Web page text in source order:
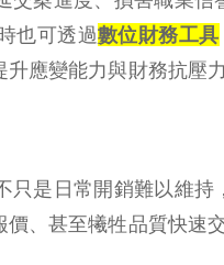
也可透過數位財務工具
應變能力與財務抗壓力
是日常開銷難以維持
、甚至犧牲品質快速交